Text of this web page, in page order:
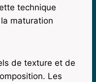
technique
maturation
de texture et de
Les